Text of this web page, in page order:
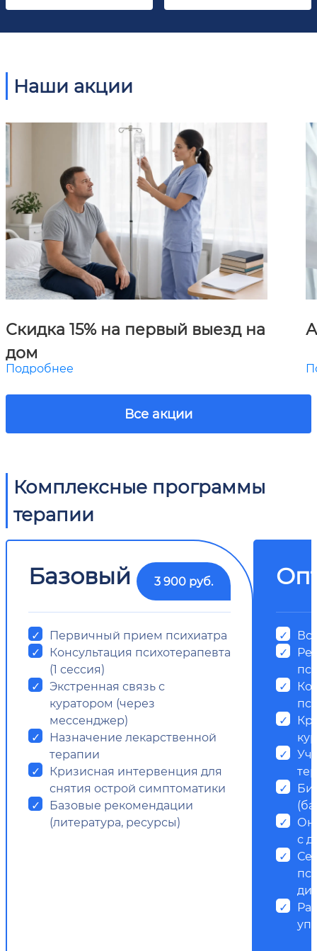
Наши акции
Скидка 15% на первый выезд на
дом
Подробнее
Все акции
Комплексные программы
терапии
Базовый 3 900 руб.
Первичный прием психиатра
Консультация психотерапевта
(1 сессия)
Экстренная связь с
куратором (через
мессенджер)
Назначение лекарственной
терапии
Кризисная интервенция для
снятия острой симптоматики
Базовые рекомендации
(литература, ресурсы)
с